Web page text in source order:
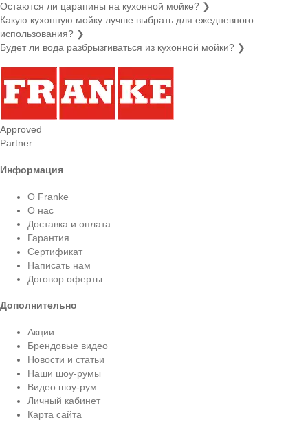
Остаются ли царапины на кухонной мойке? ❯
Какую кухонную мойку лучше выбрать для ежедневного
использования? ❯
Будет ли вода разбрызгиваться из кухонной мойки? ❯
Approved
Partner
Информация
О Franke
О нас
Доставка и оплата
Гарантия
Сертификат
Написать нам
Договор оферты
Дополнительно
Акции
Брендовые видео
Новости и статьи
Наши шоу-румы
Видео шоу-рум
Личный кабинет
Карта сайта